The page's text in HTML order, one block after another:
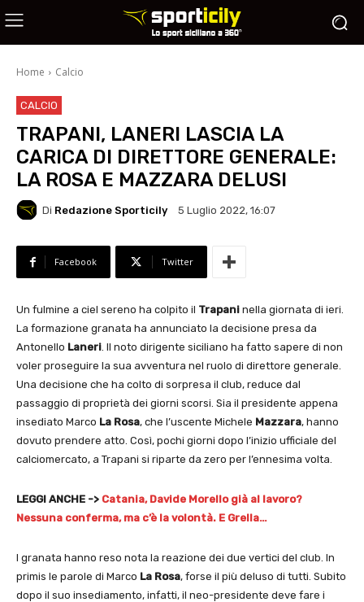
Home Calcio
CALCIO
TRAPANI, LANERI LASCIA LA
CARICA DI DIRETTORE GENERALE:
LA ROSA E MAZZARA DELUSI
Di Redazione Sporticily 5 Luglio 2022, 16:07
Facebook Twitter
Un fulmine a ciel sereno ha colpito il Trapani nella giornata di ieri.
La formazione granata ha annunciato la decisione presa da
Antonello Laneri. Il noto dirigente siciliano ha fatto sapere di non
voler proseguire la sua avventura nel ruolo di direttore generale.
Una decisione che ha colto di sorpresa il club, reduce dal
passaggio di proprietà dei giorni scorsi. Sia il presidente appena
insediato Marco La Rosa, che l’uscente Michele Mazzara, hanno
dovuto prendere atto. Così, pochi giorni dopo l’inizio ufficiale del
calciomercato, a Trapani si riparte da zero per l’ennesima volta.
LEGGI ANCHE -> Catania, Davide Morello già al lavoro?
Nessuna conferma, ma c’è la volontà. E Grella…
I granata hanno reso nota la reazione dei due vertici del club. In
primis le parole di Marco La Rosa, forse il più deluso di tutti. Subito
dopo il suo insediamento, infatti, il neo-presidente deve fare i